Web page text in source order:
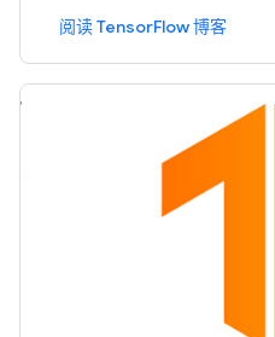
阅读 TensorFlow 博客